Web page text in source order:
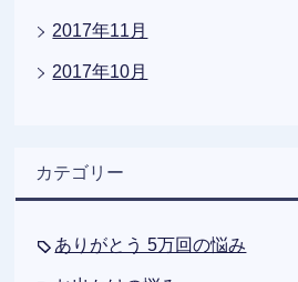
2017年11月
2017年10月
カテゴリー
ありがとう 5万回の悩み